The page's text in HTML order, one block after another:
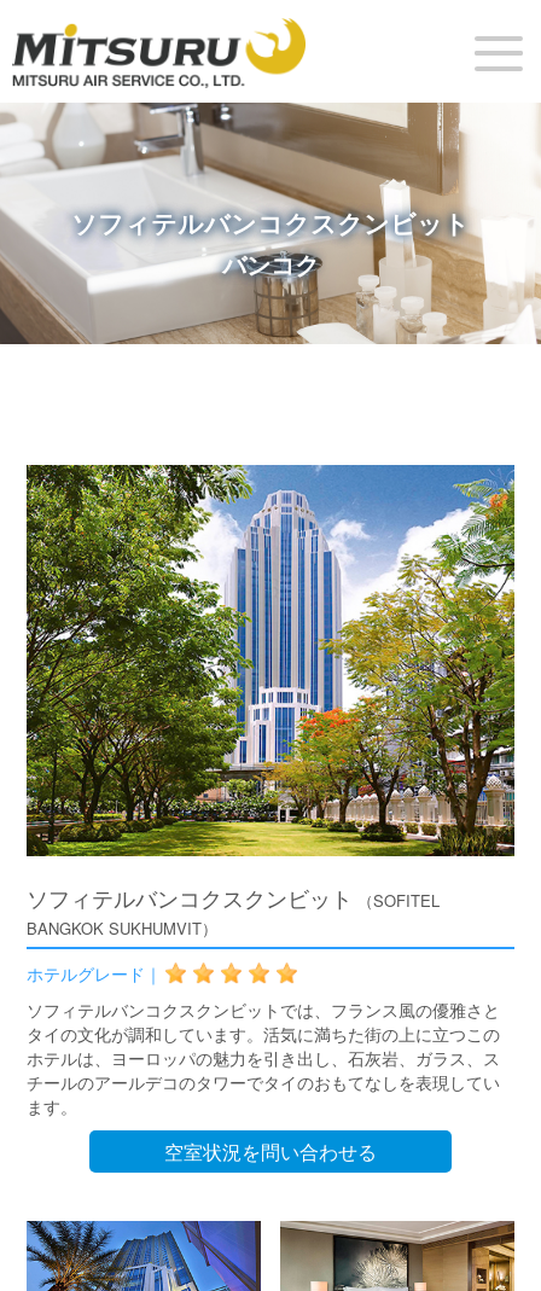
ソフィテルバンコクスクンビット
バンコク
ソフィテルバンコクスクンビット
（SOFITEL
BANGKOK SUKHUMVIT）
ホテルグレード｜
ソフィテルバンコクスクンビットでは、フランス風の優雅さと
タイの文化が調和しています。活気に満ちた街の上に立つこの
ホテルは、ヨーロッパの魅力を引き出し、石灰岩、ガラス、ス
チールのアールデコのタワーでタイのおもてなしを表現してい
ます。
空室状況を問い合わせる